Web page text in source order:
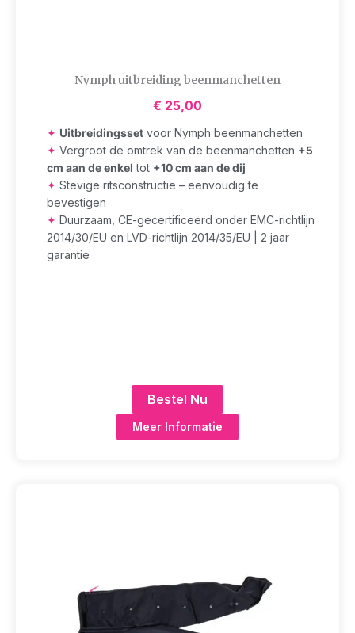
Nymph uitbreiding beenmanchetten
€ 25,00
✦ Uitbreidingsset voor Nymph beenmanchetten
✦ Vergroot de omtrek van de beenmanchetten +5
cm aan de enkel tot +10 cm aan de dij
✦ Stevige ritsconstructie – eenvoudig te
bevestigen
✦ Duurzaam, CE-gecertificeerd onder EMC-richtlijn
2014/30/EU en LVD-richtlijn 2014/35/EU | 2 jaar
garantie
Bestel Nu
Meer Informatie